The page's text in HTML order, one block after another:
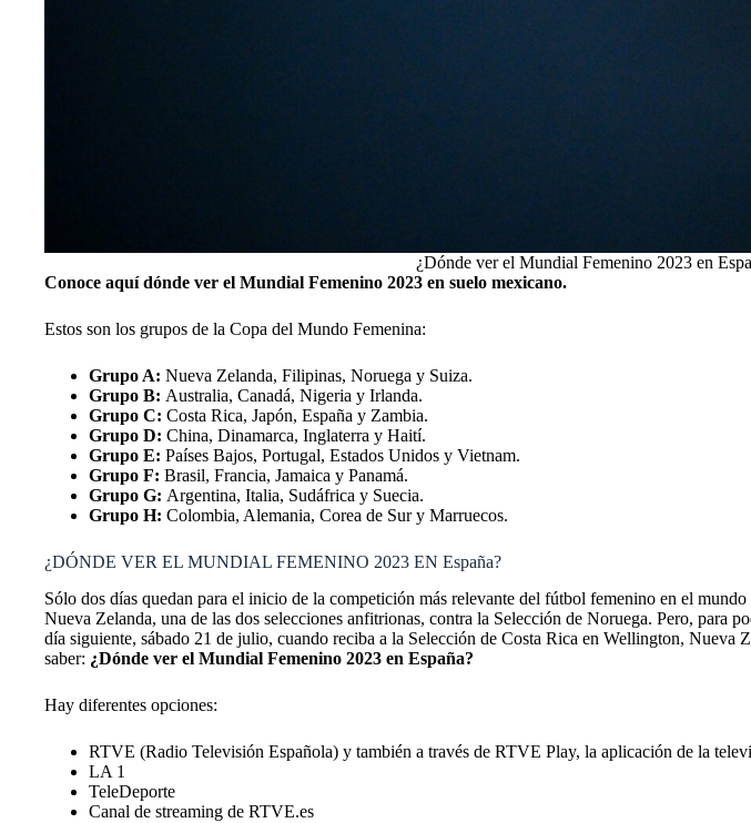
¿Dónde ver el Mundial Femenino 2023 en
Conoce aquí dónde ver el Mundial Femenino 2023 en suelo mexicano.
Estos son los grupos de la Copa del Mundo Femenina:
Grupo A: Nueva Zelanda, Filipinas, Noruega y Suiza.
Grupo B: Australia, Canadá, Nigeria y Irlanda.
Grupo C: Costa Rica, Japón, España y Zambia.
Grupo D: China, Dinamarca, Inglaterra y Haití.
Grupo E: Países Bajos, Portugal, Estados Unidos y Vietnam.
Grupo F: Brasil, Francia, Jamaica y Panamá.
Grupo G: Argentina, Italia, Sudáfrica y Suecia.
Grupo H: Colombia, Alemania, Corea de Sur y Marruecos.
¿DÓNDE VER EL MUNDIAL FEMENINO 2023 EN España?
Sólo dos días quedan para el inicio de la competición más relevante del fútbol femenino en el
Nueva Zelanda, una de las dos selecciones anfitrionas, contra la Selección de Noruega. Pero, para
día siguiente, sábado 21 de julio, cuando reciba a la Selección de Costa Rica en Wellington, Nueva
saber: ¿Dónde ver el Mundial Femenino 2023 en España?
Hay diferentes opciones:
RTVE (Radio Televisión Española) y también a través de RTVE Play, la aplicación de la
LA 1
TeleDeporte
Canal de streaming de RTVE.es